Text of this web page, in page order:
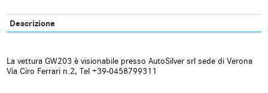
Carica per smartphone a
induzione
Cerchi in lega
emergenze
telecomandata
Descrizione
La vettura GW203 è visionabile presso AutoSilver srl sede di Verona
Via Ciro Ferrari n.2, Tel +39-0458799311